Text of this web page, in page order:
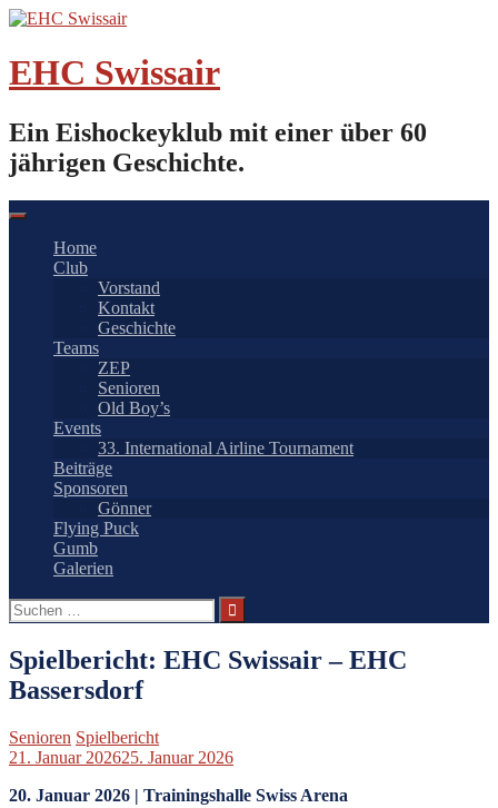
Springe
Inhalt
EHC Swissair
Ein Eishockeyklub mit einer über 60
jährigen Geschichte.
Home
Club
Vorstand
Kontakt
Geschichte
Teams
ZEP
Senioren
Old Boy’s
Events
33. International Airline Tournament
Beiträge
Sponsoren
Gönner
Flying Puck
Gumb
Galerien
Suchen
nach:
Spielbericht: EHC Swissair – EHC
Bassersdorf
Senioren Spielbericht
21. Januar 202625. Januar 2026
20. Januar 2026 | Trainingshalle Swiss Arena